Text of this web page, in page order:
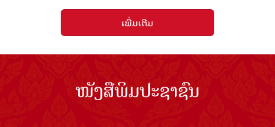
ເພີ່ມເຕີມ
ໜັງສືພິມປະຊາຊົນ